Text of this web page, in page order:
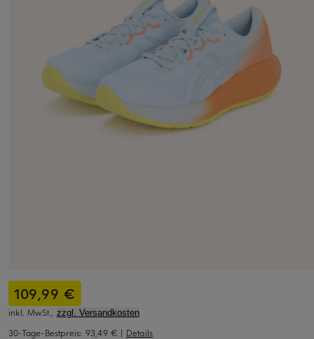
109,99 €
inkl. MwSt., zzgl. Versandkosten
30-Tage-Bestpreis: 93,49 € | Details